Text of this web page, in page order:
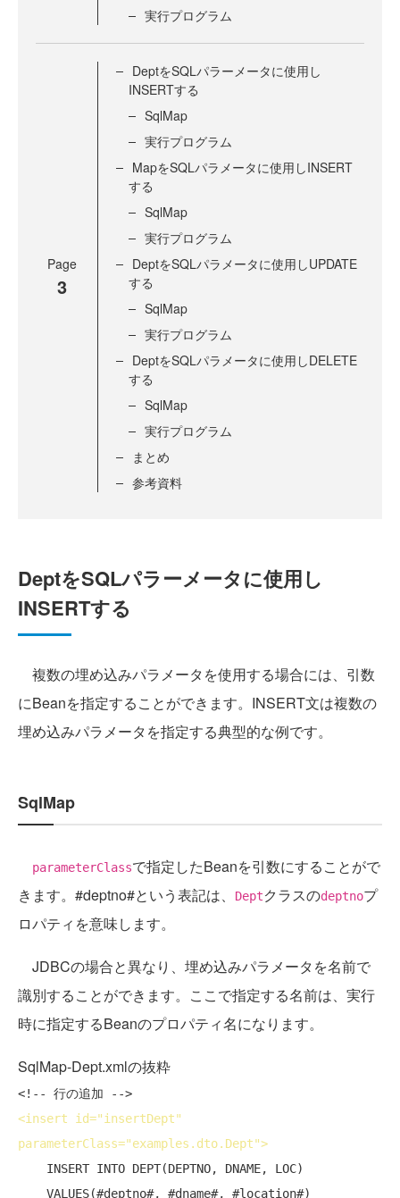
実行プログラム
Page
3
DeptをSQLパラーメータに使用し
INSERTする
SqlMap
実行プログラム
MapをSQLパラメータに使用しINSERT
する
SqlMap
実行プログラム
DeptをSQLパラメータに使用しUPDATE
する
SqlMap
実行プログラム
DeptをSQLパラメータに使用しDELETE
する
SqlMap
実行プログラム
まとめ
参考資料
DeptをSQLパラーメータに使用し
INSERTする
複数の埋め込みパラメータを使用する場合には、引数
にBeanを指定することができます。INSERT文は複数の
埋め込みパラメータを指定する典型的な例です。
SqlMap
parameterClassで指定したBeanを引数にすることがで
きます。#deptno#という表記は、
Deptクラスのdeptnoプ
ロパティを意味します。
JDBCの場合と異なり、埋め込みパラメータを名前で
識別することができます。ここで指定する名前は、実行
時に指定するBeanのプロパティ名になります。
SqlMap-Dept.xmlの抜粋
<!-- 行の追加 -->
<insert id
parameterClass="examples.dto.Dept">